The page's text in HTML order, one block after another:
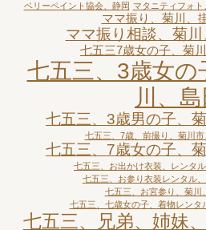
ベリーペイント協会、静岡 マタニティフォ
ママ振り、菊川、
ママ振り相談、菊川
七五三7歳女の子、菊
七五三、3歳女の
川、島
七五三、3歳男の子、
七五三、7歳、前撮り、菊川
七五三、7歳女の子、
七五三、お出かけ衣装、レンタ
七五三、お参り衣装レンタル
七五三、お宮参り、菊川
七五三、七歳女の子、着物レンタ
七五三、兄弟、姉妹